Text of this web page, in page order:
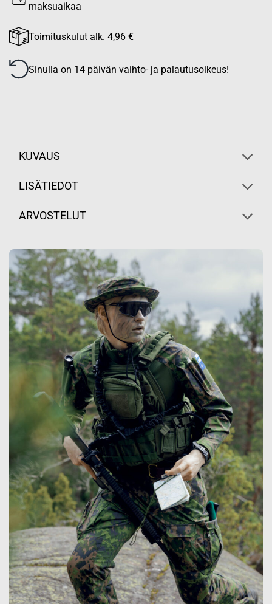
maksuaikaa
Toimituskulut alk. 4,96 €
Sinulla on 14 päivän vaihto- ja palautusoikeus!
KUVAUS
LISÄTIEDOT
ARVOSTELUT